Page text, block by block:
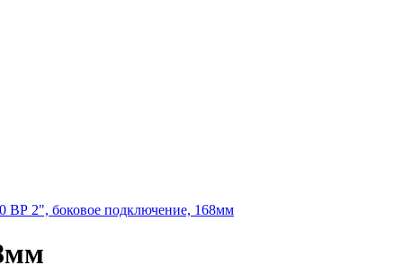
ВР 2", боковое подключение, 168мм